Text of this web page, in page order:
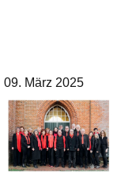
09. März 2025